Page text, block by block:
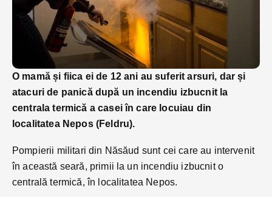
O mamă și fiica ei de 12 ani au suferit arsuri, dar și
atacuri de panică după un incendiu izbucnit la
centrala termică a casei în care locuiau din
localitatea Nepos (Feldru).
Pompierii militari din Năsăud sunt cei care au intervenit
în această seară, primii la un incendiu izbucnit o
centrală termică, în localitatea Nepos.